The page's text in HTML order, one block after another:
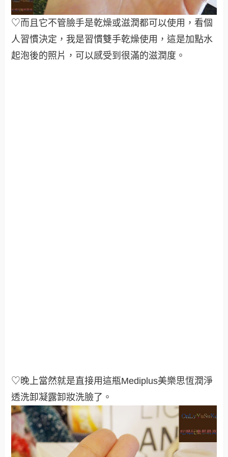
♡而且它不管臉手是乾燥或滋潤都可以使用，看個
人習慣決定，我是習慣雙手乾燥使用，這是加點水
起泡後的照片，可以感受到很滿的滋潤度。
♡晚上當然就是直接用這瓶Mediplus美樂思恆潤淨
透洗卸凝露卸妝洗臉了。